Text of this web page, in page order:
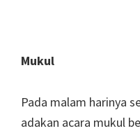
Mukul
Pada malam harinya
adakan acara mukul